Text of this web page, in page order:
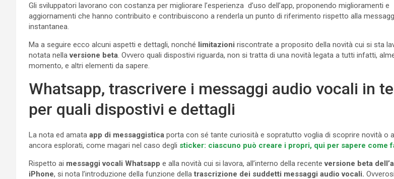
Gli sviluppatori lavorano con costanza per migliorare l’esperienza d’uso dell’app, proponendo miglioramenti e
aggiornamenti che hanno contribuito e contribuiscono a renderla un punto di riferimento rispetto alla
instantanea.
Ma a seguire ecco alcuni aspetti e dettagli, nonché limitazioni riscontrate a proposito della novità cui si sta
notata nellaversione beta. Ovvero quali dispostivi riguarda, non si tratta di una novità legata a tutti infatti,
momento, e altri elementi da sapere.
Whatsapp, trascrivere i messaggi audio vocali in
per quali dispostivi e dettagli
La nota ed amata app di messaggistica porta con sé tante curiosità e sopratutto voglia di scoprire novità o
ancora esplorati, come magari nel caso degli sticker: ciascuno può creare i propri, qui per sapere come
Rispetto ai messaggi vocali Whatsapp e alla novità cui si lavora, all’interno della recenteversione beta
iPhone, si nota l’introduzione della funzione dellatrascrizione dei suddetti messaggi audio vocali.